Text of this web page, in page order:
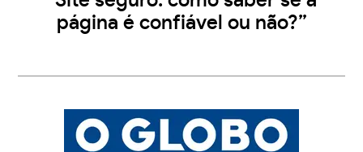
página é confiável ou não?”